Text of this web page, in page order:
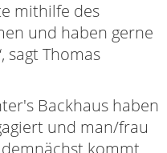
mithilfe des
und haben gerne
sagt Thomas
Backhaus haben
und man/frau
kommt.